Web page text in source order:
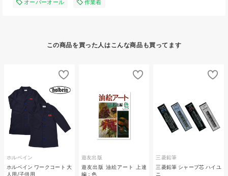
オーバーオール 作業着
この商品を買った人はこんな商品も買ってます
ホルベイン
ホルベイン ワークコート 大
人用/子供用
遊友出版
遊友出版 油絵アート 上達
編：色
三菱鉛筆
三菱鉛筆 シャープ芯 ハイユ
ニ